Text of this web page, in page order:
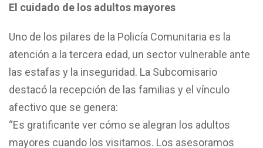
El cuidado de los adultos mayores
Uno de los pilares de la Policía Comunitaria es la
atención a la tercera edad, un sector vulnerable ante
las estafas y la inseguridad. La Subcomisario
destacó la recepción de las familias y el vínculo
afectivo que se genera:
“Es gratificante ver cómo se alegran los adultos
mayores cuando los visitamos. Los asesoramos